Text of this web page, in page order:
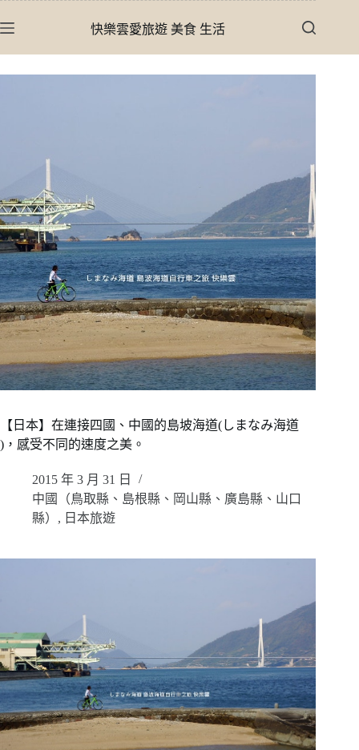
至
快樂雲愛旅遊 美食 生活
【日本】在連接四國、中國的島坡海道(しまなみ海道
)，感受不同的速度之美。
2015 年 3 月 31 日
中國（鳥取縣、島根縣、岡山縣、廣島縣、山口
縣） , 日本旅遊